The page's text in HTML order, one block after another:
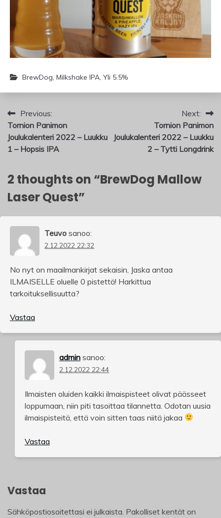
BrewDog, Milkshake IPA, Yli 5.5%
Artikkelien
selaus
Previous:
Tornion Panimon
Joulukalenteri 2022 – Luukku
1 – Hopsis IPA
Next:
Tornion Panimon
Joulukalenteri 2022 – Luukku
2 – Tytti Longdrink
2 thoughts on “BrewDog Mallow
Laser Quest”
Teuvo sanoo:
2.12.2022 22:32
No nyt on maailmankirjat sekaisin, Jaska antaa
ILMAISELLE oluelle 0 pistettä! Harkittua
tarkoituksellisuutta?
Vastaa
admin sanoo:
2.12.2022 22:44
Ilmaisten oluiden kaikki ilmaispisteet olivat päässeet
loppumaan, niin piti tasoittaa tilannetta. Odotan uusia
ilmaispisteitä, että voin sitten taas niitä jakaa
Vastaa
Vastaa
Sähköpostiosoitettasi ei julkaista. Pakolliset kentät on